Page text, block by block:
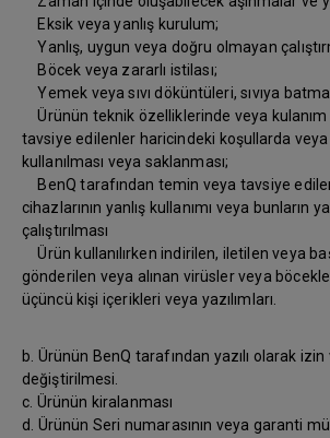
Eksik veya yanlış kurulum;
Yanlış, uygun veya doğru olmayan
Böcek veya zararlı istilası;
Yemek veya sıvı döküntüleri, sıvıya batma
Ürünün teknik özelliklerinde veya kulanım
tavsiye edilenler haricindeki koşullarda veya
kullanılması veya saklanması;
BenQ tarafından temin veya tavsiye
cihazlarının yanlış kullanımı veya bunların
çalıştırılması
Ürün kullanılırken indirilen, iletilen veya
gönderilen veya alınan virüsler veya
üçüncü kişi içerikleri veya yazılımları.
b. Ürünün BenQ tarafından yazılı olarak
değiştirilmesi.
c. Ürünün kiralanması
d. Ürünün Seri numarasının veya garanti